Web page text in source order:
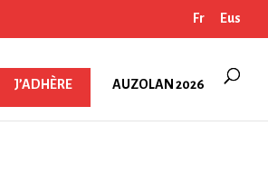
Fr Eus
J’ADHÈRE AUZOLAN 2026